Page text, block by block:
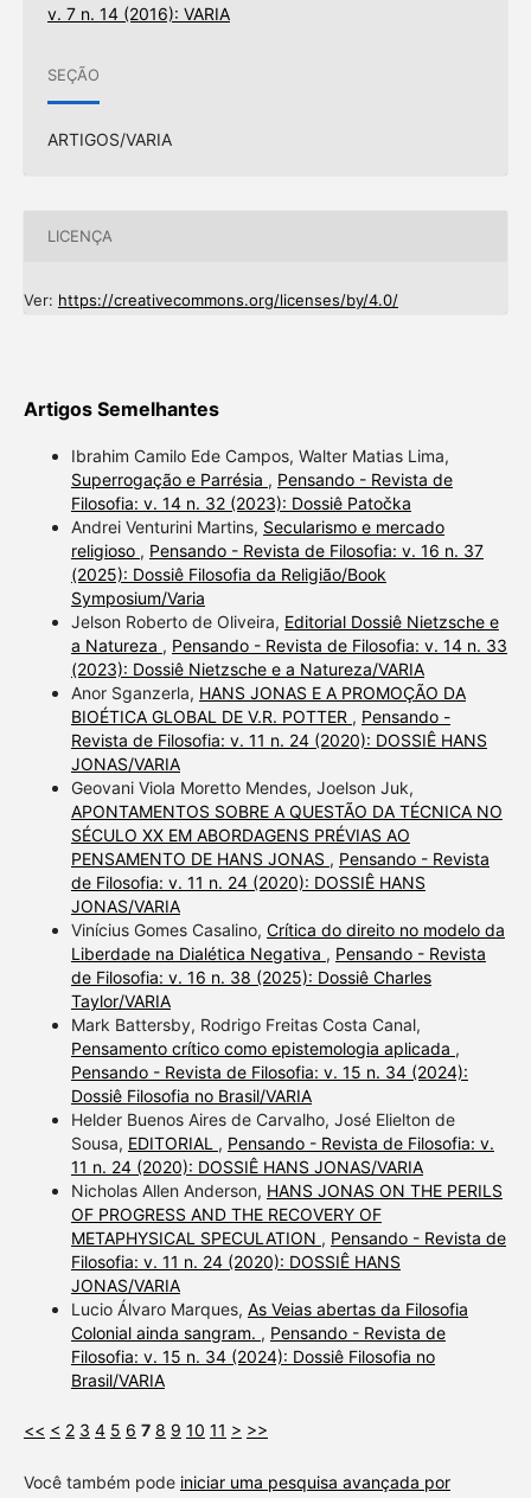
v. 7 n. 14 (2016): VARIA
SEÇÃO
ARTIGOS/VARIA
LICENÇA
Ver: https://creativecommons.org/licenses/by/4.0/
Artigos Semelhantes
Ibrahim Camilo Ede Campos, Walter Matias Lima,
Superrogação e Parrésia , Pensando - Revista de
Filosofia: v. 14 n. 32 (2023): Dossiê Patočka
Andrei Venturini Martins, Secularismo e mercado
religioso , Pensando - Revista de Filosofia: v. 16 n. 37
(2025): Dossiê Filosofia da Religião/Book
Symposium/Varia
Jelson Roberto de Oliveira, Editorial Dossiê Nietzsche e
a Natureza , Pensando - Revista de Filosofia: v. 14 n. 33
(2023): Dossiê Nietzsche e a Natureza/VARIA
Anor Sganzerla, HANS JONAS E A PROMOÇÃO DA
BIOÉTICA GLOBAL DE V.R. POTTER , Pensando -
Revista de Filosofia: v. 11 n. 24 (2020): DOSSIÊ HANS
JONAS/VARIA
Geovani Viola Moretto Mendes, Joelson Juk,
APONTAMENTOS SOBRE A QUESTÃO DA TÉCNICA NO
SÉCULO XX EM ABORDAGENS PRÉVIAS AO
PENSAMENTO DE HANS JONAS , Pensando - Revista
de Filosofia: v. 11 n. 24 (2020): DOSSIÊ HANS
JONAS/VARIA
Vinícius Gomes Casalino, Crítica do direito no modelo da
Liberdade na Dialética Negativa , Pensando - Revista
de Filosofia: v. 16 n. 38 (2025): Dossiê Charles
Taylor/VARIA
Mark Battersby, Rodrigo Freitas Costa Canal,
Pensamento crítico como epistemologia aplicada ,
Pensando - Revista de Filosofia: v. 15 n. 34 (2024):
Dossiê Filosofia no Brasil/VARIA
Helder Buenos Aires de Carvalho, José Elielton de
Sousa, EDITORIAL , Pensando - Revista de Filosofia: v.
11 n. 24 (2020): DOSSIÊ HANS JONAS/VARIA
Nicholas Allen Anderson, HANS JONAS ON THE PERILS
OF PROGRESS AND THE RECOVERY OF
METAPHYSICAL SPECULATION , Pensando - Revista de
Filosofia: v. 11 n. 24 (2020): DOSSIÊ HANS
JONAS/VARIA
Lucio Álvaro Marques, As Veias abertas da Filosofia
Colonial ainda sangram. , Pensando - Revista de
Filosofia: v. 15 n. 34 (2024): Dossiê Filosofia no
Brasil/VARIA
<< < 2 3 4 5 6 7 8 9 10 11 > >>
Você também pode iniciar uma pesquisa avançada por